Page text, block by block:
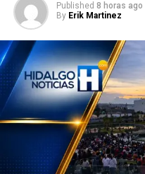
Published 8 horas ago
By Erik Martinez